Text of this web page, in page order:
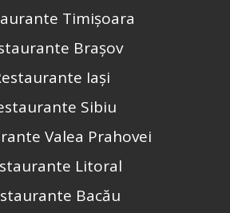
Timișoara
Brașov
Iași
Sibiu
Valea Prahovei
Litoral
Bacău